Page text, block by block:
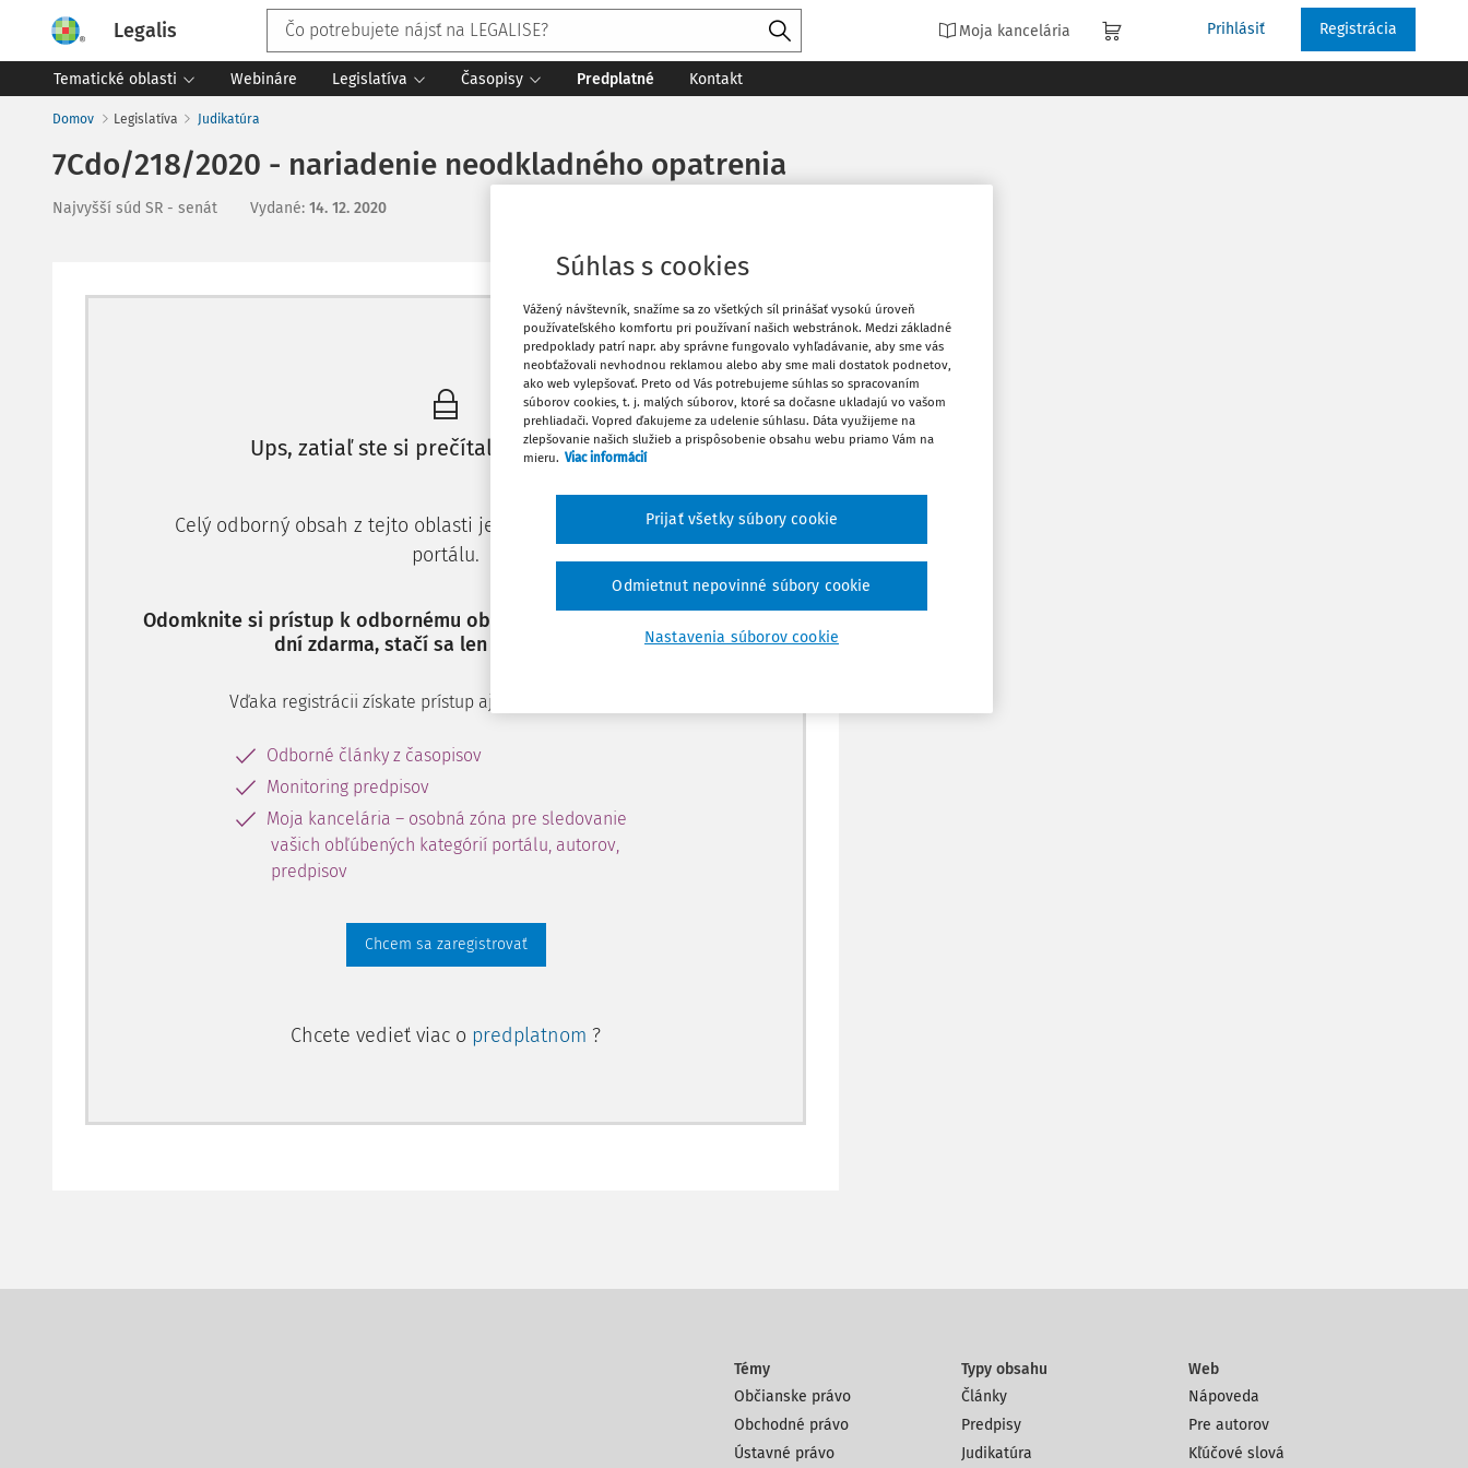
Legalis Moja kancelária Prihlásiť Registrácia
Tematické oblasti Webináre Legislatíva Časopisy Predplatné Kontakt
Domov Legislatíva Judikatúra
7Cdo/218/2020 - nariadenie neodkladného opatrenia
Najvyšší súd SR - senát Vydané: 14. 12. 2020
Máte predplatné? Prihláste sa
Ups, zatiaľ ste si prečítali len začiatok...
Celý odborný obsah z tejto oblasti je dostupný predplatiteľom
portálu.
Odomknite si prístup k odbornému obsahu a získajte prístup na 10
dní zdarma, stačí sa len zaregistrovať.
Vďaka registrácii získate prístup aj k vybranému obsahu:
Odborné články z časopisov
Monitoring predpisov
Moja kancelária – osobná zóna pre sledovanie
vašich obľúbených kategórií portálu, autorov,
predpisov
Chcem sa zaregistrovať
Chcete vedieť viac o predplatnom ?
Vytlačiť
Obľúbené
Stiahnuť
Témy
Občianske právo
Obchodné právo
Ústavné právo
Typy obsahu
Články
Predpisy
Judikatúra
Web
Nápoveda
Pre autorov
Kľúčové slová
Súhlas s cookies
Vážený návštevník, snažíme sa zo všetkých síl prinášať vysokú úroveň
používateľského komfortu pri používaní našich webstránok. Medzi základné
predpoklady patrí napr. aby správne fungovalo vyhľadávanie, aby sme vás
neobťažovali nevhodnou reklamou alebo aby sme mali dostatok podnetov,
ako web vylepšovať. Preto od Vás potrebujeme súhlas so spracovaním
súborov cookies, t. j. malých súborov, ktoré sa dočasne ukladajú vo vašom
prehliadači. Vopred ďakujeme za udelenie súhlasu. Dáta využijeme na
zlepšovanie našich služieb a prispôsobenie obsahu webu priamo Vám na
mieru. Viac informácií
Nastavenia súborov cookie
Odmietnut nepovinné súbory cookie
Prijať všetky súbory cookie